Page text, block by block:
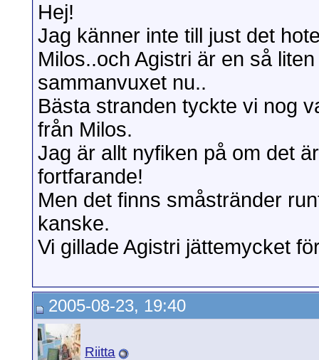
Hej!
Jag känner inte till just det
Milos..och Agistri är en så
sammanvuxet nu..
Bästa stranden tyckte vi nog
från Milos.
Jag är allt nyfiken på om det
fortfarande!
Men det finns småstränder
kanske.
Vi gillade Agistri jättemycket
2005-08-23, 19:40
Riitta